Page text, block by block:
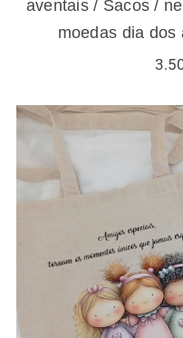
aventais / Sacos /
moedas dia dos
Sacos /
moedas para